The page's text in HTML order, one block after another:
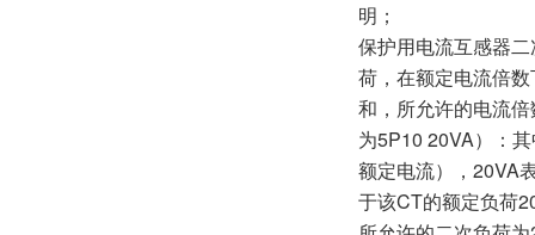
明；
保护用电流互感器
荷，在额定电流倍
和，所允许的电流
为5P10 20VA）：
额定电流），20VA
于该CT的额定负荷